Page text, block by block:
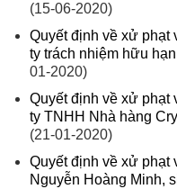
(15-06-2020)
Quyết định về xử phạt
ty trách nhiệm hữu
01-2020)
Quyết định về xử phạt
ty TNHH Nhà hàng
(21-01-2020)
Quyết định về xử phạt
Nguyễn Hoàng Minh,